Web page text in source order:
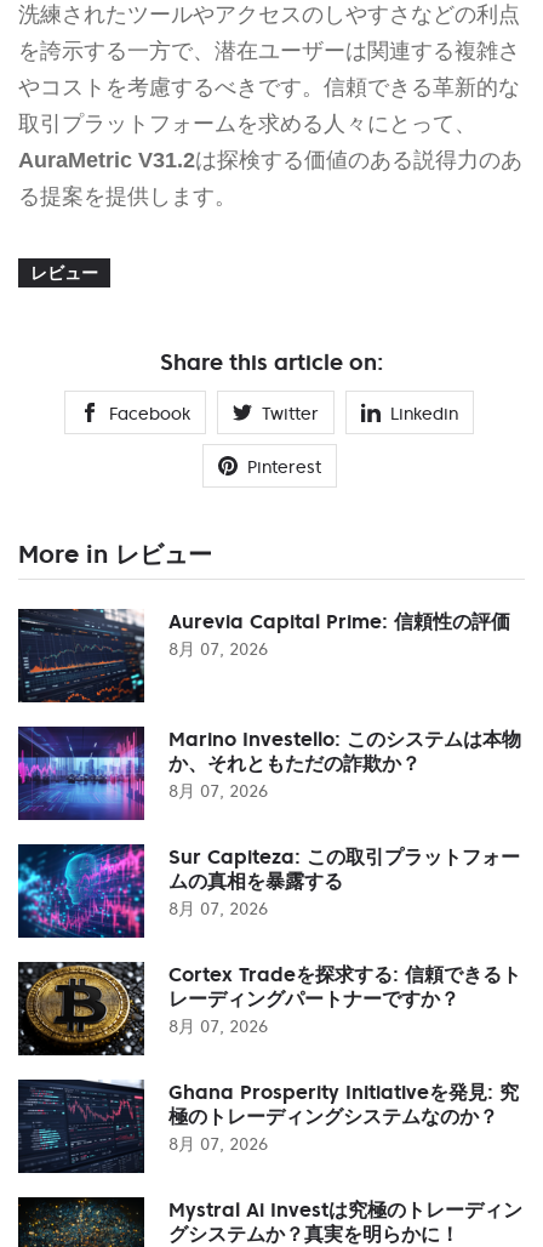
洗練されたツールやアクセスのしやすさなどの利点
を誇示する一方で、潜在ユーザーは関連する複雑さ
やコストを考慮するべきです。信頼できる革新的な
取引プラットフォームを求める人々にとって、
AuraMetric V31.2は探検する価値のある説得力のあ
る提案を提供します。
レビュー
Share this article on:
Facebook Twitter Linkedin
Pinterest
More in レビュー
Aurevia Capital Prime: 信頼性の評価
8月 07, 2026
Marino Investello: このシステムは本物
か、それともただの詐欺か？
8月 07, 2026
Sur Capiteza: この取引プラットフォー
ムの真相を暴露する
8月 07, 2026
Cortex Tradeを探求する: 信頼できるト
レーディングパートナーですか？
8月 07, 2026
Ghana Prosperity Initiativeを発見: 究
極のトレーディングシステムなのか？
8月 07, 2026
Mystral Ai Investは究極のトレーディン
グシステムか？真実を明らかに！